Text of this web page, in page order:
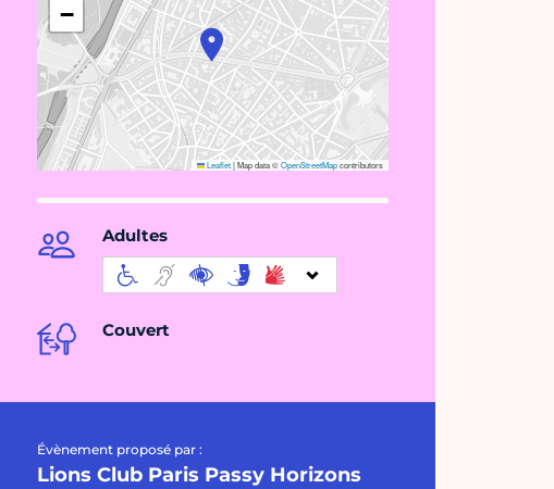
−
Leaflet|Map data ©OpenStreetMapcontributors
Adultes
Couvert
Évènement proposé par :
Lions Club Paris Passy Horizons